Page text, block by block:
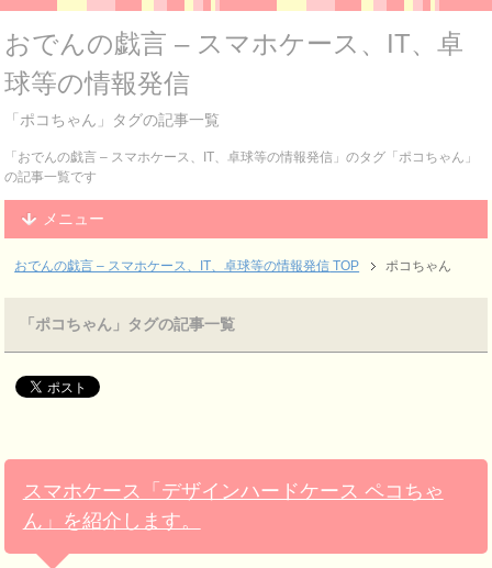
おでんの戯言 – スマホケース、IT、卓
球等の情報発信
「ポコちゃん」タグの記事一覧
「おでんの戯言 – スマホケース、IT、卓球等の情報発信」のタグ「ポコちゃん」
の記事一覧です
メニュー
おでんの戯言 – スマホケース、IT、卓球等の情報発信 TOP ポコちゃん
「ポコちゃん」タグの記事一覧
スマホケース「デザインハードケース ペコちゃ
ん」を紹介します。